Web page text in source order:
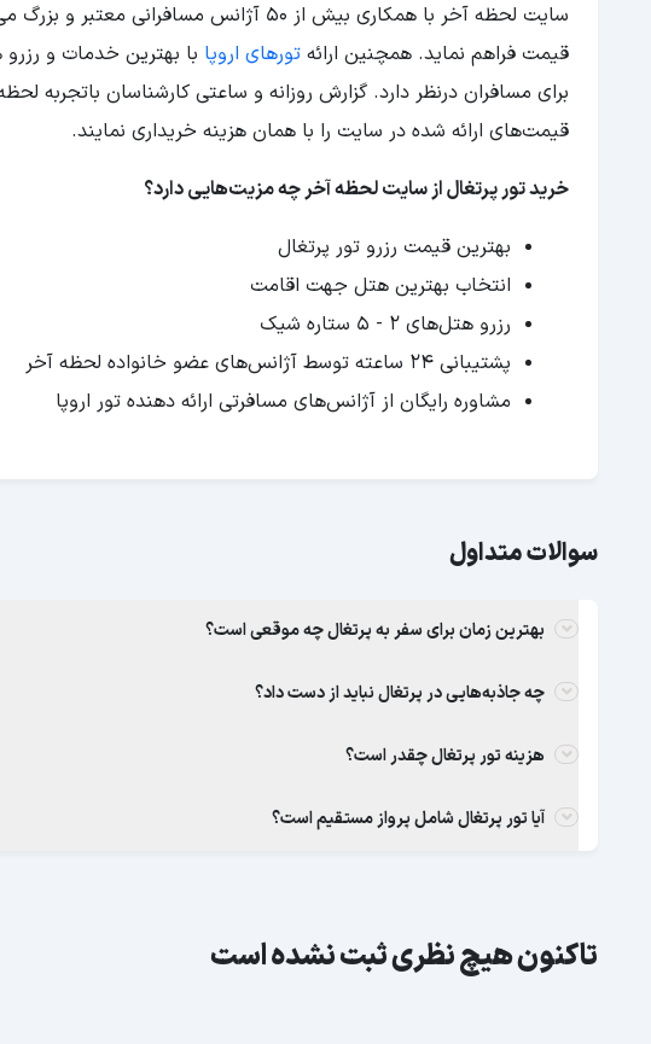
سایت لحظه آخر با همکاری بیش از 50 آژانس
قیمت فراهم نماید. همچنین ارائه تورهای اروپا
برای مسافران درنظر دارد. گزارش روزانه و ساعتی کارشناسان باتجربه
قیمت‌های ارائه شده در سایت را با همان هزینه خریداری نمایند.
خرید تور پرتغال از سایت لحظه آخر چه مزیت‌هایی دارد؟
بهترین قیمت رزرو تور پرتغال
انتخاب بهترین هتل جهت اقامت
رزرو هتل‌های 2 - 5 ستاره شیک
پشتیبانی 24 ساعته توسط آژانس‌های عضو خانواده لحظه آخر
مشاوره رایگان از آژانس‌های مسافرتی ارائه دهنده تور اروپا
سوالات متداول
بهترین زمان برای سفر به پرتغال چه موقعی است؟
چه جاذبه‌هایی در پرتغال نباید از دست داد؟
هزینه تور پرتغال چقدر است؟
آیا تور پرتغال شامل پرواز مستقیم است؟
تاکنون هیچ نظری ثبت نشده است